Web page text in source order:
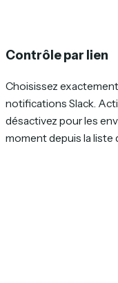
Contrôle par lien
Choisissez
notifications Slack.
désactivez pour les
moment depuis la liste